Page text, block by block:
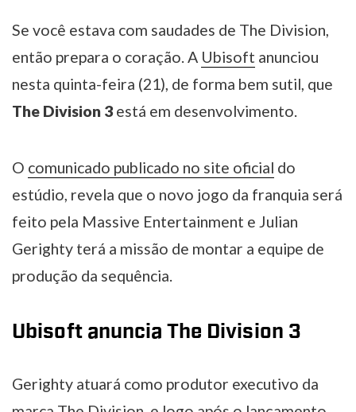
Se você estava com saudades de The Division,
então prepara o coração. A Ubisoft anunciou
nesta quinta-feira (21), de forma bem sutil, que
The Division 3 está em desenvolvimento.
O comunicado publicado no site oficial do
estúdio, revela que o novo jogo da franquia será
feito pela Massive Entertainment e Julian
Gerighty terá a missão de montar a equipe de
produção da sequência.
Ubisoft anuncia The Division 3
Gerighty atuará como produtor executivo da